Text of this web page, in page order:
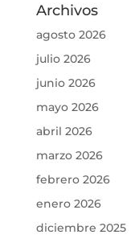
Archivos
agosto 2026
julio 2026
junio 2026
mayo 2026
abril 2026
marzo 2026
febrero 2026
enero 2026
diciembre 2025